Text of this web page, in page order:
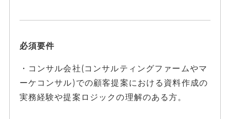
必須要件
・コンサル会社(コンサルティングファームやマ
ーケコンサル)での顧客提案における資料作成の
実務経験や提案ロジックの理解のある方。